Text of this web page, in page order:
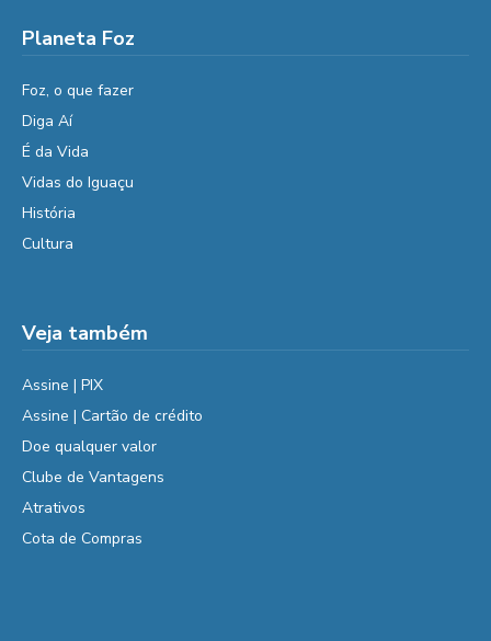
Planeta Foz
Foz, o que fazer
Diga Aí
É da Vida
Vidas do Iguaçu
História
Cultura
Veja também
Assine | PIX
Assine | Cartão de crédito
Doe qualquer valor
Clube de Vantagens
Atrativos
Cota de Compras